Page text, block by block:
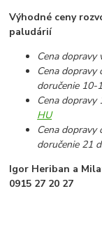
Výhodné ceny
paludárií
Cena dopravy
Cena dopravy
doručenie 10-
Cena dopravy
HU
Cena
doručenie 21
Igor Heriban a
0915 27 20 27